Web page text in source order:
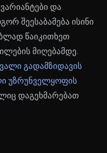
და
შეესაბამება ისინი
წაიკითხეთ
მიღებამდე.
გადამზიდავის
უზრუნველყოფის
დაგეხმარებათ